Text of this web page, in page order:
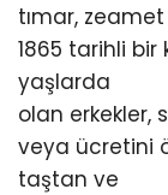
tımar, zeamet
1865 tarihli bir
yaşlarda
olan erkekler,
veya ücretini
taştan ve